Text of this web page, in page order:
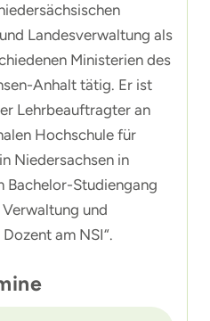
Landesverwaltung als
Ministerien des
Anhalt tätig. Er ist
Lehrbeauftragter an
Hochschule für
Niedersachsen in
Bachelor-Studiengang
und
am NSI“.